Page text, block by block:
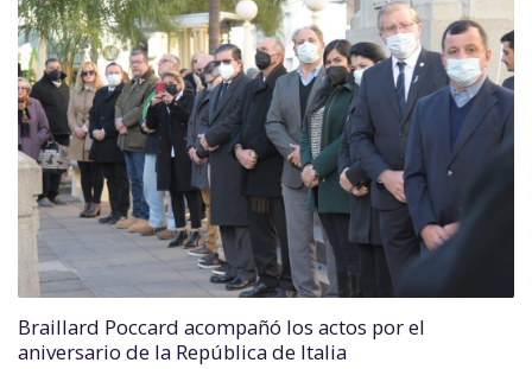
Braillard Poccard acompañó los actos por el
aniversario de la República de Italia